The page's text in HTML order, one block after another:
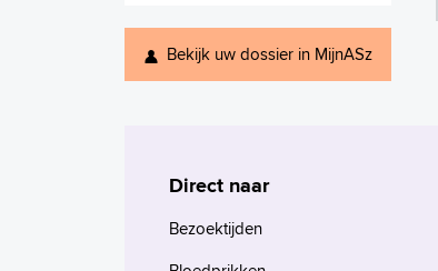
Bekijk uw dossier in MijnASz
Direct naar
Bezoektijden